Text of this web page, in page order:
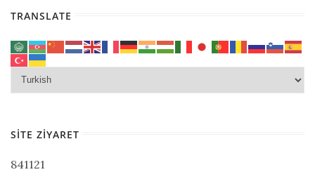
TRANSLATE
SITE ZIYARET
841121